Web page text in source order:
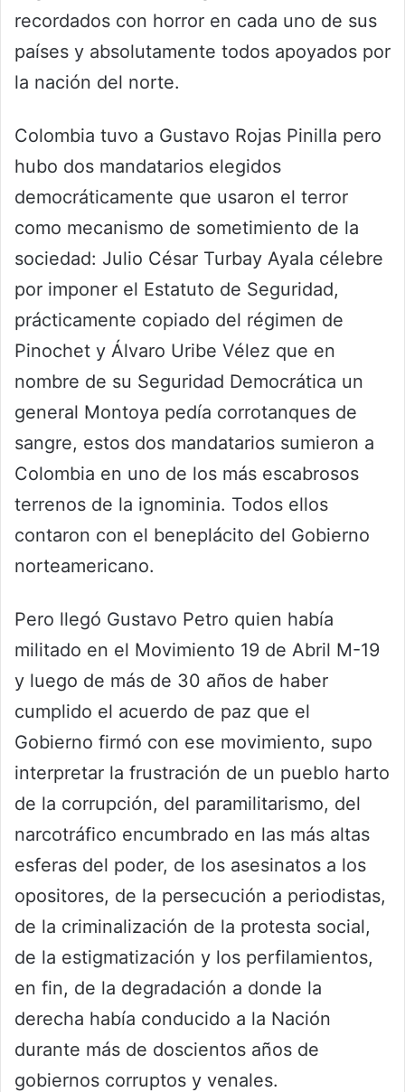
recordados con horror en cada uno de sus
países y absolutamente todos apoyados por
la nación del norte.
Colombia tuvo a Gustavo Rojas Pinilla pero
hubo dos mandatarios elegidos
democráticamente que usaron el terror
como mecanismo de sometimiento de la
sociedad: Julio César Turbay Ayala célebre
por imponer el Estatuto de Seguridad,
prácticamente copiado del régimen de
Pinochet y Álvaro Uribe Vélez que en
nombre de su Seguridad Democrática un
general Montoya pedía corrotanques de
sangre, estos dos mandatarios sumieron a
Colombia en uno de los más escabrosos
terrenos de la ignominia. Todos ellos
contaron con el beneplácito del Gobierno
norteamericano.
Pero llegó Gustavo Petro quien había
militado en el Movimiento 19 de Abril M-19
y luego de más de 30 años de haber
cumplido el acuerdo de paz que el
Gobierno firmó con ese movimiento, supo
interpretar la frustración de un pueblo harto
de la corrupción, del paramilitarismo, del
narcotráfico encumbrado en las más altas
esferas del poder, de los asesinatos a los
opositores, de la persecución a periodistas,
de la criminalización de la protesta social,
de la estigmatización y los perfilamientos,
en fin, de la degradación a donde la
derecha había conducido a la Nación
durante más de doscientos años de
gobiernos corruptos y venales.